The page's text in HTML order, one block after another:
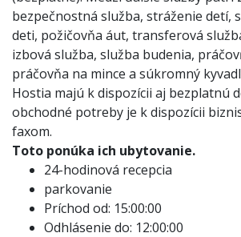
bezpečnostná služba, stráženie detí,
deti, požičovňa áut, transferová
izbová služba, služba budenia,
práčovňa na mince a súkromný
Hostia majú k dispozícii aj bezplatnú
obchodné potreby je k dispozícii
faxom.
Toto ponúka ich ubytovanie.
24-hodinová recepcia
parkovanie
Príchod od: 15:00:00
Odhlásenie do: 12:00:00